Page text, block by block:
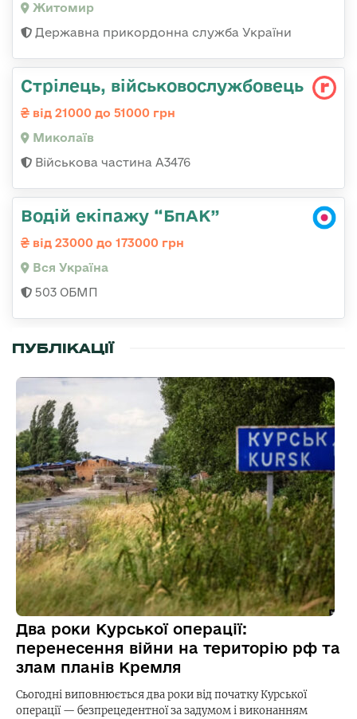
Житомир
Державна прикордонна служба України
Стрілець, військовослужбовець
від 21000 до 51000 грн
Миколаїв
Військова частина А3476
Водій екіпажу “БпАК”
від 23000 до 173000 грн
Вся Україна
503 ОБМП
ПУБЛІКАЦІЇ
Два роки Курської операції:
перенесення війни на територію рф та
злам планів Кремля
Сьогодні виповнюється два роки від початку Курської
операції — безпрецедентної за задумом і виконанням